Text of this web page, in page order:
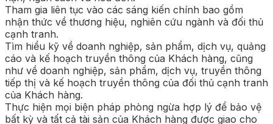
Tham gia liên tục vào các sáng kiến chính bao gồm
nhận thức về thương hiệu, nghiên cứu ngành và đối thủ
cạnh tranh.
Tìm hiểu kỹ về doanh nghiệp, sản phẩm, dịch vụ, quảng
cáo và kế hoạch truyền thông của Khách hàng, cũng
như về doanh nghiệp, sản phẩm, dịch vụ, truyền thông
tiếp thị và kế hoạch truyền thông của đối thủ cạnh tranh
của Khách hàng.
Thực hiện mọi biện pháp phòng ngừa hợp lý để bảo vệ
bất kỳ và tất cả tài sản của Khách hàng được giao cho